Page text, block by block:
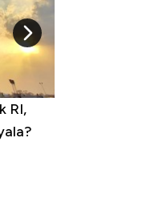
RI,